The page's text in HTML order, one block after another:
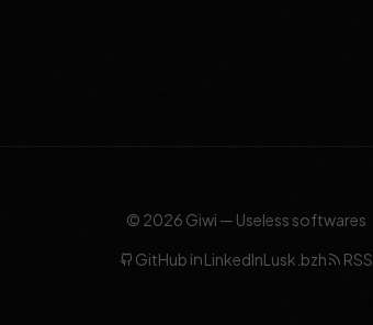
© 2026 Giwi — Useless softwares
GitHub
LinkedInLusk.bzh RSS